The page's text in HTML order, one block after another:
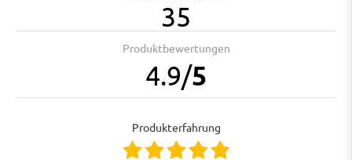
35
Produktbewertungen
4.9/5
Produkterfahrung